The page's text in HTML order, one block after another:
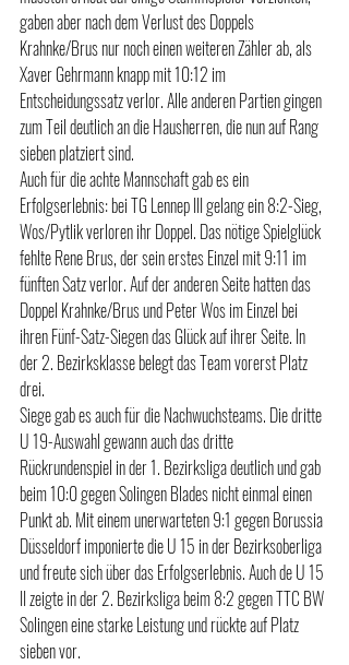
gaben aber nach dem Verlust des Doppels
Krahnke/Brus nur noch einen weiteren Zähler ab, als
Xaver Gehrmann knapp mit 10:12 im
Entscheidungssatz verlor. Alle anderen Partien gingen
zum Teil deutlich an die Hausherren, die nun auf Rang
sieben platziert sind.
Auch für die achte Mannschaft gab es ein
Erfolgserlebnis: bei TG Lennep III gelang ein 8:2-Sieg,
Wos/Pytlik verloren ihr Doppel. Das nötige Spielglück
fehlte Rene Brus, der sein erstes Einzel mit 9:11 im
fünften Satz verlor. Auf der anderen Seite hatten das
Doppel Krahnke/Brus und Peter Wos im Einzel bei
ihren Fünf-Satz-Siegen das Glück auf ihrer Seite. In
der 2. Bezirksklasse belegt das Team vorerst Platz
drei.
Siege gab es auch für die Nachwuchsteams. Die dritte
U 19-Auswahl gewann auch das dritte
Rückrundenspiel in der 1. Bezirksliga deutlich und gab
beim 10:0 gegen Solingen Blades nicht einmal einen
Punkt ab. Mit einem unerwarteten 9:1 gegen Borussia
Düsseldorf imponierte die U 15 in der Bezirksoberliga
und freute sich über das Erfolgserlebnis. Auch de U 15
II zeigte in der 2. Bezirksliga beim 8:2 gegen TTC BW
Solingen eine starke Leistung und rückte auf Platz
sieben vor.